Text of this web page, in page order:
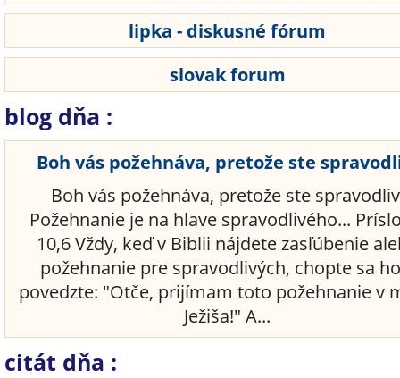
lipka - diskusné fórum
slovak forum
blog dňa :
Boh vás požehnáva, pretože ste
Boh vás požehnáva, pretože ste
Požehnanie je na hlave spravodlivého...
10,6 Vždy, keď v Biblii nájdete zasľúbenie
požehnanie pre spravodlivých, chopte sa
povedzte: "Otče, prijímam toto požehnanie v
Ježiša!" A...
citát dňa :